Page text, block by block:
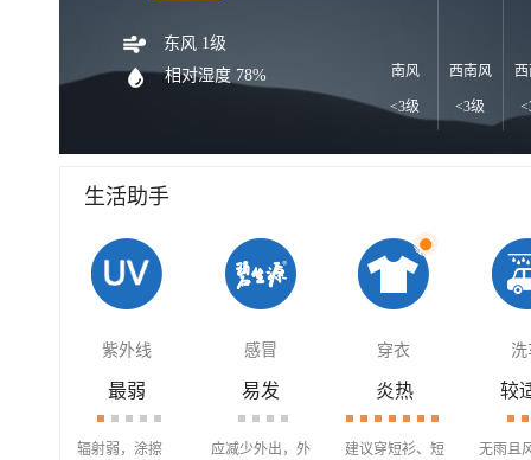
东风 1级
相对湿度 78%
南风
<3级
西南风
<3级
生活助手
紫外线 感冒 穿衣 洗
最弱
辐射弱，涂擦
易发
应减少外出，外
炎热
建议穿短衫、短
较
无雨且